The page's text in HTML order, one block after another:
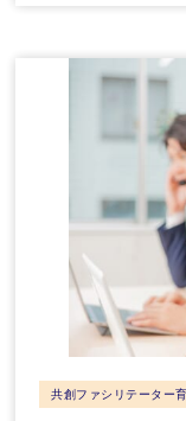
共創ファシリテーター